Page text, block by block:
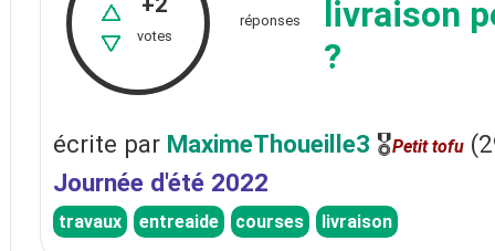
votes
réponses
livraison
?
écrite par MaximeThoueille3 🎖Petit tofu (
Journée d'été 2022
travaux entreaide courses livraison